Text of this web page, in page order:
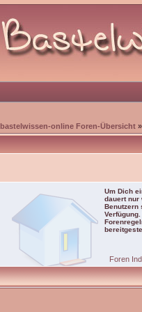
bastelwissen-online Foren-Übersicht
Um Dich
dauert nur
Benutzern
Foren